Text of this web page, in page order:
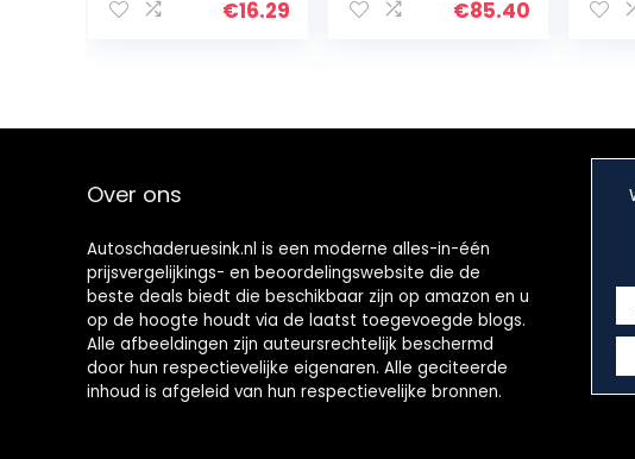
scanner uitlezen
€16.29 €85.40
Over ons
Autoschaderuesink.nl is een moderne alles-in-één
prijsvergelijkings- en beoordelingswebsite die de
beste deals biedt die beschikbaar zijn op amazon en u
op de hoogte houdt via de laatst toegevoegde blogs.
Alle afbeeldingen zijn auteursrechtelijk beschermd
door hun respectievelijke eigenaren. Alle geciteerde
inhoud is afgeleid van hun respectievelijke bronnen.